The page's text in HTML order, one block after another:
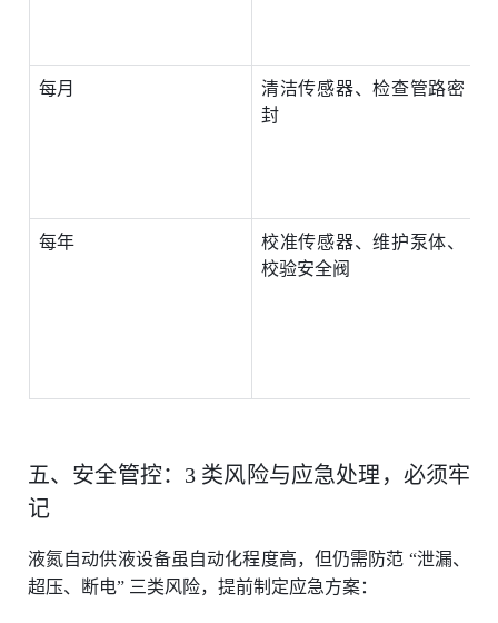
每月
清洁传感器、检查管路密
封
每年
校准传感器、维护泵体、
校验安全阀
五、安全管控：3 类风险与应急处理，必须牢
记
液氮自动供液设备虽自动化程度高，但仍需防范 “泄漏、
超压、断电” 三类风险，提前制定应急方案：